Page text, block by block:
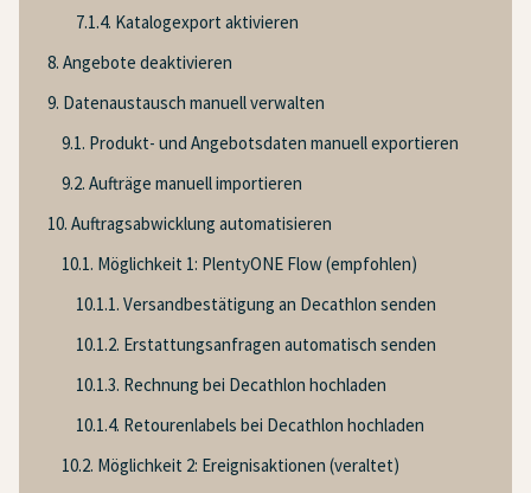
7.1.4. Katalogexport aktivieren
8. Angebote deaktivieren
9. Datenaustausch manuell verwalten
9.1. Produkt- und Angebotsdaten manuell exportieren
9.2. Aufträge manuell importieren
10. Auftragsabwicklung automatisieren
10.1. Möglichkeit 1: PlentyONE Flow (empfohlen)
10.1.1. Versandbestätigung an Decathlon senden
10.1.2. Erstattungsanfragen automatisch senden
10.1.3. Rechnung bei Decathlon hochladen
10.1.4. Retourenlabels bei Decathlon hochladen
10.2. Möglichkeit 2: Ereignisaktionen (veraltet)